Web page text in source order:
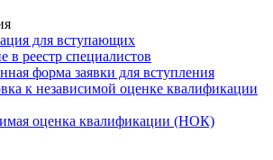
для вступающих
в реестр специалистов
форма заявки для вступления
к независимой оценке квалификации
оценка квалификации (НОК)